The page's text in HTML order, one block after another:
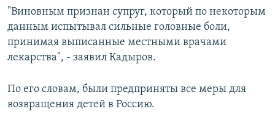
"Виновным признан супруг, который по некоторым
данным испытывал сильные головные боли,
принимая выписанные местными врачами
лекарства", - заявил Кадыров.
По его словам, были предприняты все меры для
возвращения детей в Россию.